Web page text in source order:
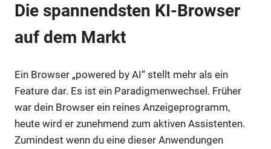
Die spannendsten KI-Browser
auf dem Markt
Ein Browser „powered by AI“ stellt mehr als ein
Feature dar. Es ist ein Paradigmenwechsel. Früher
war dein Browser ein reines Anzeigeprogramm,
heute wird er zunehmend zum aktiven Assistenten.
Zumindest wenn du eine dieser Anwendungen